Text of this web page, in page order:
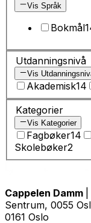
Vis Språk
Bokmål
Utdanningsnivå
Vis
Akademisk14
Kategorier
Vis Kategorier
Fagbøker14
Skolebøker2
Cappelen Damm
Sentrum, 0055
0161 Oslo